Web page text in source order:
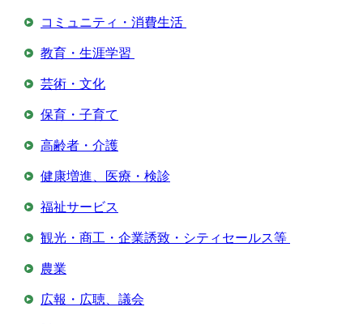
コミュニティ・消費生活
教育・生涯学習
芸術・文化
保育・子育て
高齢者・介護
健康増進、医療・検診
福祉サービス
観光・商工・企業誘致・シティセールス等
農業
広報・広聴、議会